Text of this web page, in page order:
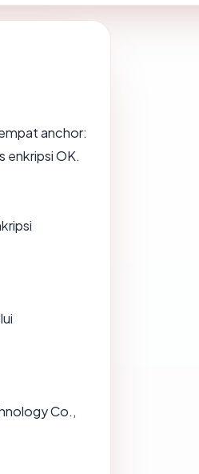
anchor:
enkripsi OK.
Co.,